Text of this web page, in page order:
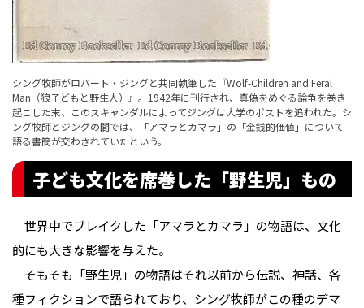
シング牧師がロバート・ジングと共同執筆した『Wolf-Children and Feral
Man（狼子どもと野生人）』。1942年に刊行され、真偽をめぐる論争を巻き
起こした末、このスキャンダルによってジングは大学のポストを追われた。シ
ング牧師とジングの間では、「アマラとカマラ」の「金銭的価値」について
語る書簡が交わされていたという。
子ども文化を席巻した「野生児」もの
世界中でブレイクした「アマラとカマラ」の物語は、文化
的にも大きな影響を与えた。
そもそも「野生児」の物語はそれ以前から伝説、神話、各
種フィクションで語られており、シング牧師がこの種のデマ